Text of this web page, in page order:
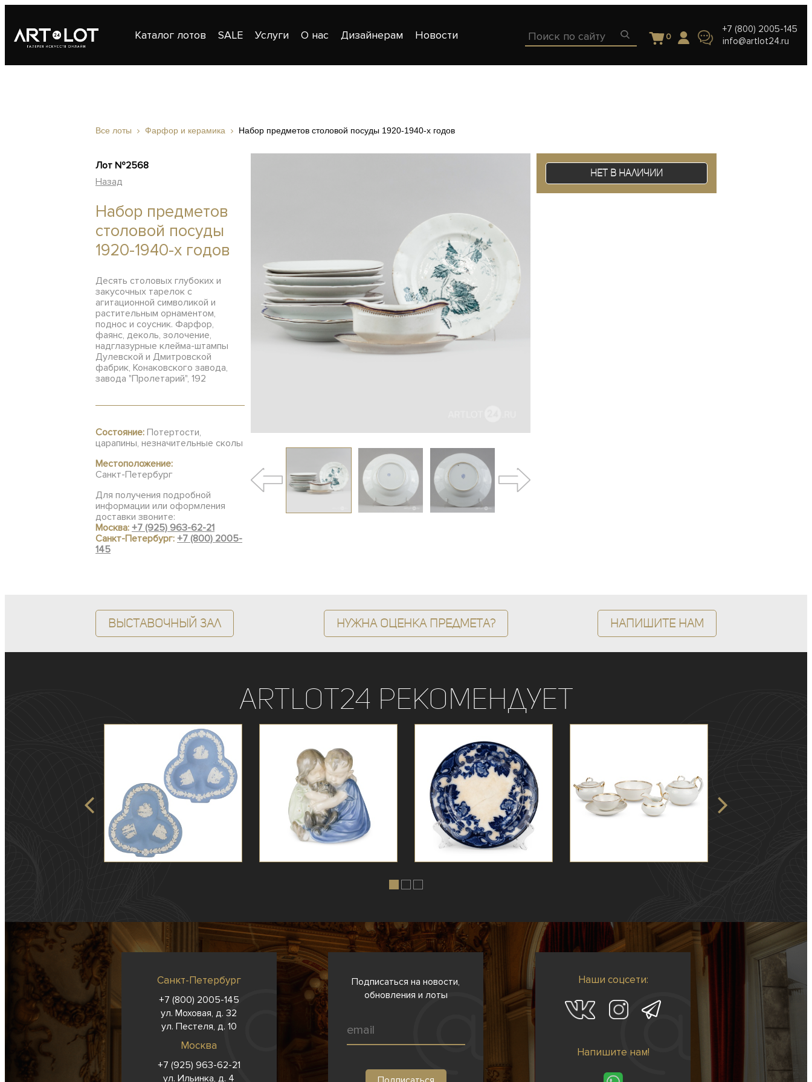
Каталог лотов SALE Услуги О нас Дизайнерам Новости 0
+7 (800) 2005-145
info@artlot24.ru
Все лоты Фарфор и керамика Набор предметов столовой посуды 1920-1940-х годов
Лот №2568
Назад
Набор предметов
столовой посуды
1920-1940-х годов
Десять столовых глубоких и
закусочных тарелок с
агитационной символикой и
растительным орнаментом,
поднос и соусник. Фарфор,
фаянс, деколь, золочение,
надглазурные клейма-штампы
Дулевской и Дмитровской
фабрик, Конаковского завода,
завода "Пролетарий", 192
Состояние: Потертости,
царапины, незначительные сколы
Местоположение:
Санкт-Петербург
Для получения подробной
информации или оформления
доставки звоните:
Москва: +7 (925) 963-62-21
Санкт-Петербург: +7 (800) 2005-
145
Нет в наличии
Выставочный зал Нужна оценка предмета? Напишите нам
ArtLot24 рекомендует
Санкт-Петербург
+7 (800) 2005-145
ул. Моховая, д. 32
ул. Пестеля, д. 10
Москва
+7 (925) 963-62-21
ул. Ильинка, д. 4
Подписаться на новости,
обновления и лоты
Наши соцсети:
Напишите нам!